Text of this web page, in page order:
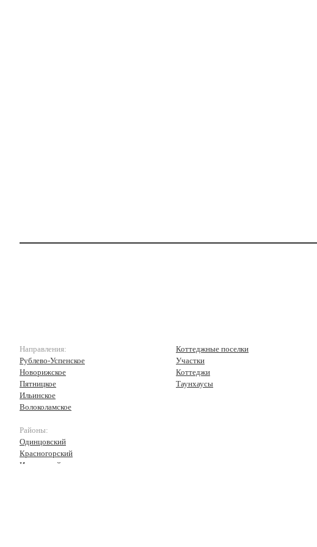
Направления:
Рублево-Успенское
Новорижское
Пятницкое
Ильинское
Волоколамское
Районы:
Одинцовский
Красногорский
Истринский
Коттеджные поселки
Участки
Коттеджи
Таунхаусы